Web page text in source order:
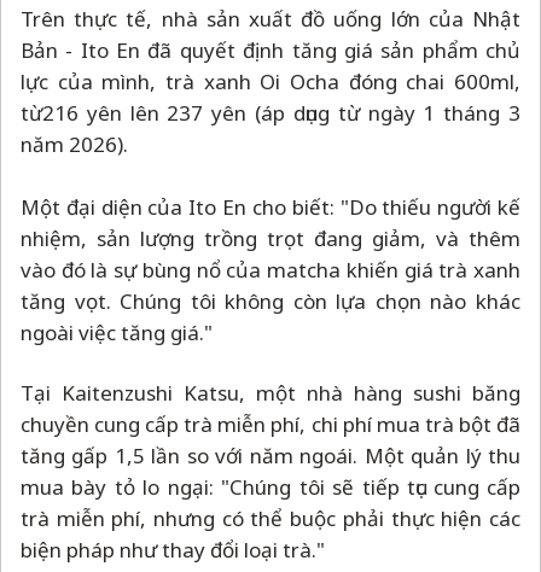
Trên thực tế, nhà sản xuất đồ uống lớn của Nhật
Bản - Ito En đã quyết định tăng giá sản phẩm chủ
lực của mình, trà xanh Oi Ocha đóng chai 600ml,
từ216 yên lên 237 yên (áp dụng từ ngày 1 tháng 3
năm 2026).
Một đại diện của Ito En cho biết: "Do thiếu người kế
nhiệm, sản lượng trồng trọt đang giảm, và thêm
vào đó là sự bùng nổ của matcha khiến giá trà xanh
tăng vọt. Chúng tôi không còn lựa chọn nào khác
ngoài việc tăng giá."
Tại Kaitenzushi Katsu, một nhà hàng sushi băng
chuyền cung cấp trà miễn phí, chi phí mua trà bột đã
tăng gấp 1,5 lần so với năm ngoái. Một quản lý thu
mua bày tỏ lo ngại: "Chúng tôi sẽ tiếp tục cung cấp
trà miễn phí, nhưng có thể buộc phải thực hiện các
biện pháp như thay đổi loại trà."